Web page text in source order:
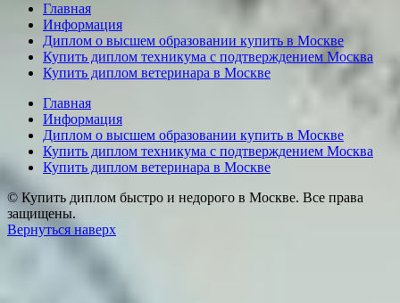
Главная
Информация
Диплом о высшем образовании купить в Москве
Купить диплом техникума с подтверждением Москва
Купить диплом ветеринара в Москве
Главная
Информация
Диплом о высшем образовании купить в Москве
Купить диплом техникума с подтверждением Москва
Купить диплом ветеринара в Москве
© Купить диплом быстро и недорого в Москве. Все права
защищены.
Вернуться наверх